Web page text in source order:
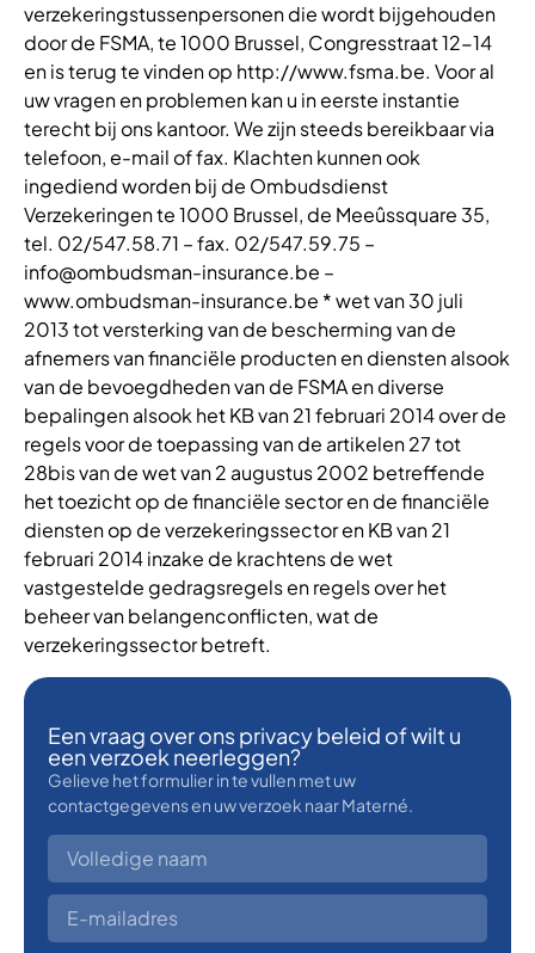
verzekeringstussenpersonen die wordt bijgehouden
door de FSMA, te 1000 Brussel, Congresstraat 12-14
en is terug te vinden op http://www.fsma.be. Voor al
uw vragen en problemen kan u in eerste instantie
terecht bij ons kantoor. We zijn steeds bereikbaar via
telefoon, e-mail of fax. Klachten kunnen ook
ingediend worden bij de Ombudsdienst
Verzekeringen te 1000 Brussel, de Meeûssquare 35,
tel. 02/547.58.71 – fax. 02/547.59.75 –
info@ombudsman-insurance.be –
www.ombudsman-insurance.be * wet van 30 juli
2013 tot versterking van de bescherming van de
afnemers van financiële producten en diensten alsook
van de bevoegdheden van de FSMA en diverse
bepalingen alsook het KB van 21 februari 2014 over de
regels voor de toepassing van de artikelen 27 tot
28bis van de wet van 2 augustus 2002 betreffende
het toezicht op de financiële sector en de financiële
diensten op de verzekeringssector en KB van 21
februari 2014 inzake de krachtens de wet
vastgestelde gedragsregels en regels over het
beheer van belangenconflicten, wat de
verzekeringssector betreft.
Een vraag over ons privacy beleid of wilt u
een verzoek neerleggen?
Gelieve het formulier in te vullen met uw
contactgegevens en uw verzoek naar Materné.